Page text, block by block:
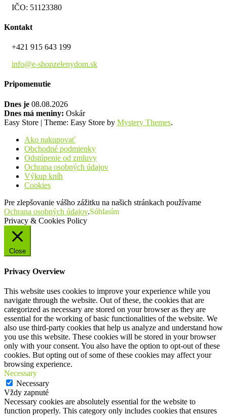
IČO: 51123380
Kontakt
+421 915 643 199
info@e-shopzelenydom.sk
Pripomenutie
Dnes je 08.08.2026
Dnes má meniny: Oskár
Easy Store | Theme: Easy Store by Mystery Themes.
Ako nakupovať
Obchodné podmienky
Odstúpenie od zmluvy
Ochrana osobných údajov
Výkup kníh
Cookies
Pre zlepšovanie vášho zážitku na našich stránkach používame
Ochrana osobných údajov.Súhlasím
Privacy & Cookies Policy
Close
Privacy Overview
This website uses cookies to improve your experience while you
navigate through the website. Out of these, the cookies that are
categorized as necessary are stored on your browser as they are
essential for the working of basic functionalities of the website. We
also use third-party cookies that help us analyze and understand how
you use this website. These cookies will be stored in your browser
only with your consent. You also have the option to opt-out of these
cookies. But opting out of some of these cookies may affect your
browsing experience.
Necessary
Necessary
Vždy zapnuté
Necessary cookies are absolutely essential for the website to
function properly. This category only includes cookies that ensures